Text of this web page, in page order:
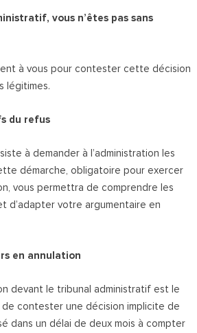
vous n’êtes pas sans
à vous pour contester cette décision
légitimes.
du refus
à demander à l’administration les
démarche, obligatoire pour exercer
vous permettra de comprendre les
d’adapter votre argumentaire en
en annulation
devant le tribunal administratif est le
contester une décision implicite de
dans un délai de deux mois à compter